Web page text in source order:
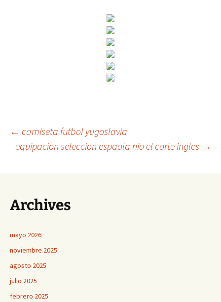
Navegación
entradas
← camiseta futbol yugoslavia
equipacion seleccion espaola nio el corte ingles →
Archives
mayo 2026
noviembre 2025
agosto 2025
julio 2025
febrero 2025